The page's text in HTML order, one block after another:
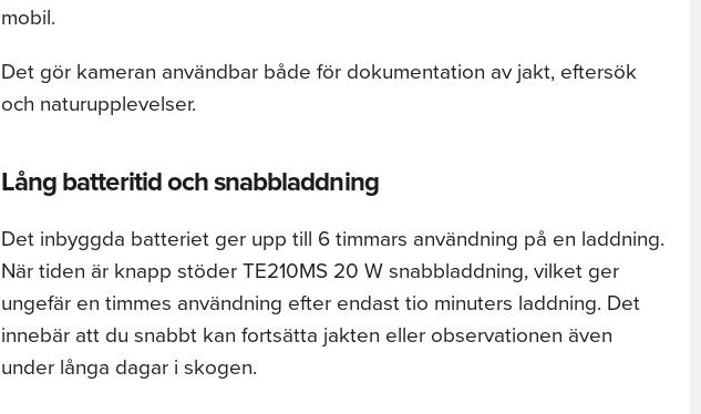
mobil.
Det gör kameran användbar både för dokumentation av jakt, eftersök
och naturupplevelser.
Lång batteritid och snabbladdning
Det inbyggda batteriet ger upp till 6 timmars användning på en laddning.
När tiden är knapp stöder TE210MS 20 W snabbladdning, vilket ger
ungefär en timmes användning efter endast tio minuters laddning. Det
innebär att du snabbt kan fortsätta jakten eller observationen även
under långa dagar i skogen.